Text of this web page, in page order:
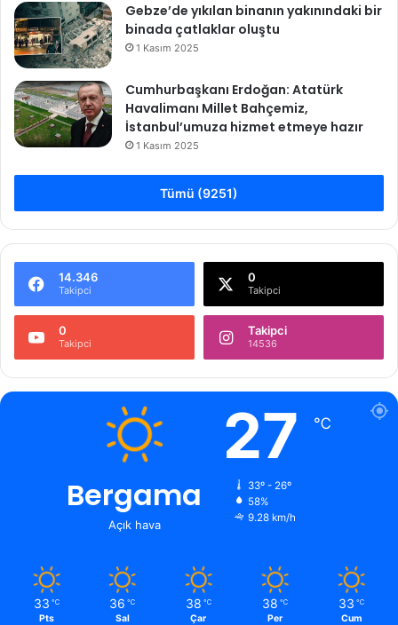
Gebze’de yıkılan binanın yakınındaki bir
binada çatlaklar oluştu
1 Kasım 2025
Cumhurbaşkanı Erdoğan: Atatürk
Havalimanı Millet Bahçemiz,
İstanbul’umuza hizmet etmeye hazır
1 Kasım 2025
Tümü (9251)
14.346
Takipci
0
Takipci
0
Takipci
Takipci
14536
Bergama
Açık hava
27 ℃
33º - 26º
58%
9.28 km/h
33 ℃
Pts
36 ℃
Sal
38 ℃
Çar
38 ℃
Per
33 ℃
Cum